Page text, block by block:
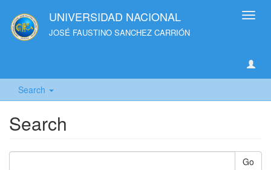
UNIVERSIDAD NACIONAL
JOSÉ FAUSTINO SANCHEZ CARRIÓN
Search
Search
Go